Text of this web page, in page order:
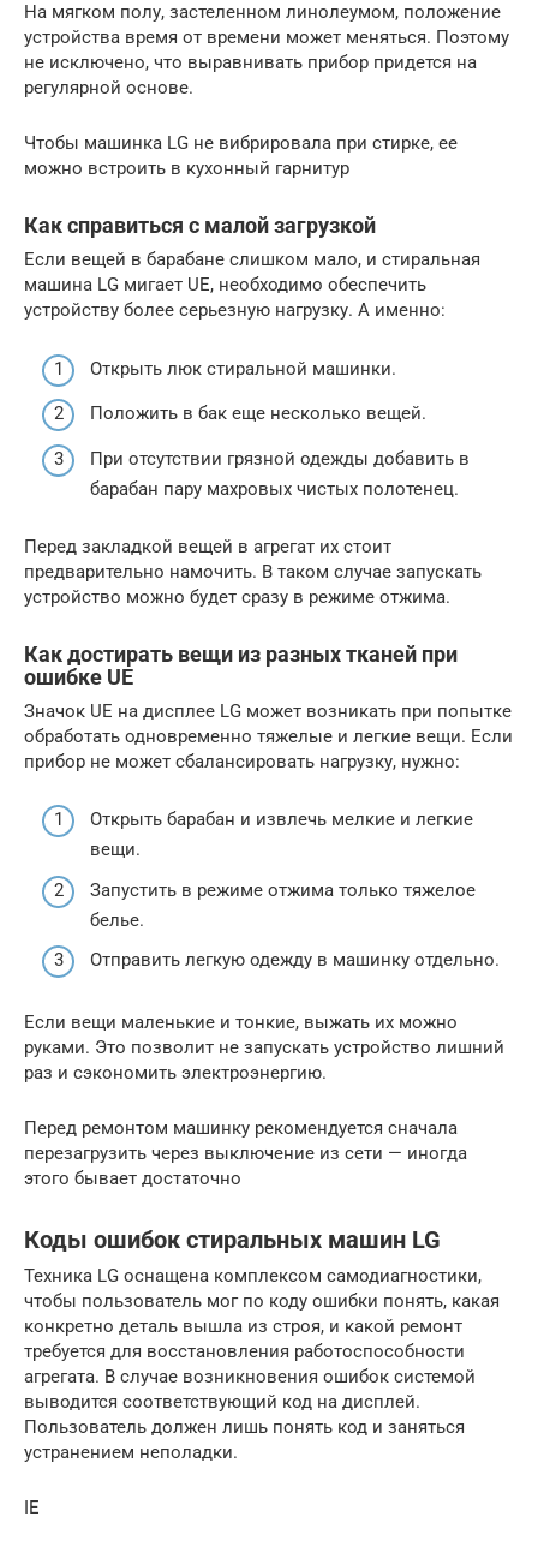
На мягком полу, застеленном линолеумом, положение
устройства время от времени может меняться. Поэтому
не исключено, что выравнивать прибор придется на
регулярной основе.
Чтобы машинка LG не вибрировала при стирке, ее
можно встроить в кухонный гарнитур
Как справиться с малой загрузкой
Если вещей в барабане слишком мало, и стиральная
машина LG мигает UE, необходимо обеспечить
устройству более серьезную нагрузку. А именно:
Открыть люк стиральной машинки.
Положить в бак еще несколько вещей.
При отсутствии грязной одежды добавить в
барабан пару махровых чистых полотенец.
Перед закладкой вещей в агрегат их стоит
предварительно намочить. В таком случае запускать
устройство можно будет сразу в режиме отжима.
Как достирать вещи из разных тканей при
ошибке UE
Значок UE на дисплее LG может возникать при попытке
обработать одновременно тяжелые и легкие вещи. Если
прибор не может сбалансировать нагрузку, нужно:
Открыть барабан и извлечь мелкие и легкие
вещи.
Запустить в режиме отжима только тяжелое
белье.
Отправить легкую одежду в машинку отдельно.
Если вещи маленькие и тонкие, выжать их можно
руками. Это позволит не запускать устройство лишний
раз и сэкономить электроэнергию.
Перед ремонтом машинку рекомендуется сначала
перезагрузить через выключение из сети — иногда
этого бывает достаточно
Коды ошибок стиральных машин LG
Техника LG оснащена комплексом самодиагностики,
чтобы пользователь мог по коду ошибки понять, какая
конкретно деталь вышла из строя, и какой ремонт
требуется для восстановления работоспособности
агрегата. В случае возникновения ошибок системой
выводится соответствующий код на дисплей.
Пользователь должен лишь понять код и заняться
устранением неполадки.
IE